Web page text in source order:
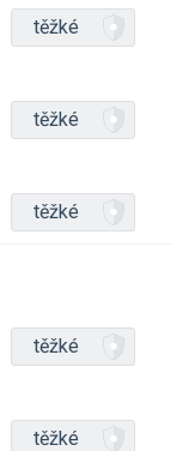
těžké
těžké
těžké
těžké
těžké